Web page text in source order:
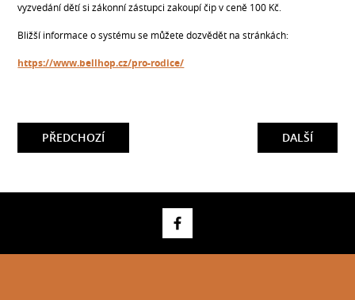
vyzvedání dětí si zákonní zástupci zakoupí čip v ceně 100 Kč.
Bližší informace o systému se můžete dozvědět na stránkách:
https://www.bellhop.cz/pro-rodice/
DALŠÍ
PŘEDCHOZÍ